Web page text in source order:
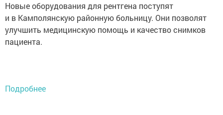
Новые оборудования для рентгена поступят
и в Камполянскую районную больницу. Они позволят
улучшить медицинскую помощь и качество снимков
пациента.
Подробнее